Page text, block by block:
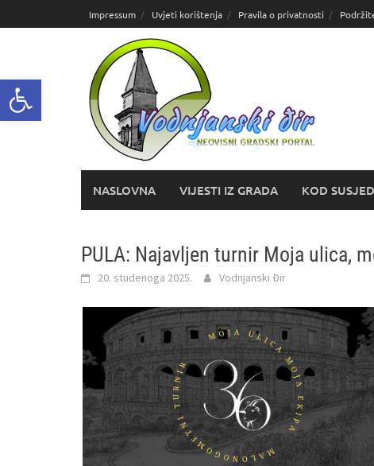
Open toolbar
do
Impressum Uvjeti korištenja Pravila o privatnosti
NASLOVNA VIJESTI IZ GRADA KOD
PULA: Najavljen turnir Moja ulica,
20. studenoga 2025. Vodnjanski Đir